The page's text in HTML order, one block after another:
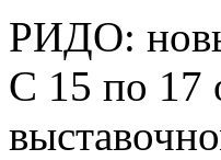
РИДО:
С 15 по 17